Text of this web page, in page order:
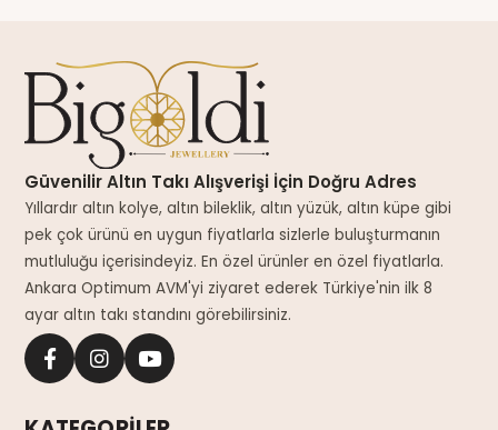
Güvenilir Altın Takı Alışverişi İçin Doğru Adres
Yıllardır altın kolye, altın bileklik, altın yüzük, altın küpe gibi
pek çok ürünü en uygun fiyatlarla sizlerle buluşturmanın
mutluluğu içerisindeyiz. En özel ürünler en özel fiyatlarla.
Ankara Optimum AVM'yi ziyaret ederek Türkiye'nin ilk 8
ayar altın takı standını görebilirsiniz.